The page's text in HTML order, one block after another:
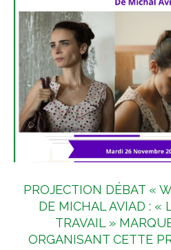
PROJECTION DÉBAT «
DE MICHAL AVIAD : «
TRAVAIL »
ORGANISANT CETTE